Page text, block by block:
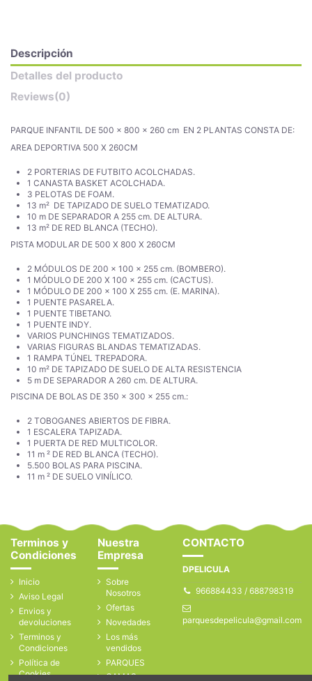
Descripción
Detalles del producto
Reviews(0)
PARQUE INFANTIL DE 500 x 800 x 260 cm EN 2 PLANTAS CONSTA DE:
AREA DEPORTIVA 500 X 260CM
2 PORTERIAS DE FUTBITO ACOLCHADAS.
1 CANASTA BASKET ACOLCHADA.
3 PELOTAS DE FOAM.
13 m² DE TAPIZADO DE SUELO TEMATIZADO.
10 m DE SEPARADOR A 255 cm. DE ALTURA.
13 m² DE RED BLANCA (TECHO).
PISTA MODULAR DE 500 X 800 X 260CM
2 MÓDULOS DE 200 x 100 x 255 cm. (BOMBERO).
1 MÓDULO DE 200 X 100 x 255 cm. (CACTUS).
1 MÓDULO DE 200 x 100 X 255 cm. (E. MARINA).
1 PUENTE PASARELA.
1 PUENTE TIBETANO.
1 PUENTE INDY.
VARIOS PUNCHINGS TEMATIZADOS.
VARIAS FIGURAS BLANDAS TEMATIZADAS.
1 RAMPA TÚNEL TREPADORA.
10 m² DE TAPIZADO DE SUELO DE ALTA RESISTENCIA
5 m DE SEPARADOR A 260 cm. DE ALTURA.
PISCINA DE BOLAS DE 350 x 300 x 255 cm.:
2 TOBOGANES ABIERTOS DE FIBRA.
1 ESCALERA TAPIZADA.
1 PUERTA DE RED MULTICOLOR.
11 m ² DE RED BLANCA (TECHO).
5.500 BOLAS PARA PISCINA.
11 m ² DE SUELO VINÍLICO.
Terminos y
Condiciones
Inicio
Aviso Legal
Envios y
devoluciones
Terminos y
Condiciones
Política de
Cookies
Nuestra
Empresa
Sobre
Nosotros
Ofertas
Novedades
Los más
vendidos
PARQUES
CAMAS
CONTACTO
DPELICULA
966884433 / 688798319
parquesdepelicula@gmail.com